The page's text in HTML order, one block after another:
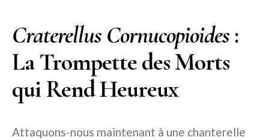
Craterellus Cornucopioides :
La Trompette des Morts
qui Rend Heureux
Attaquons-nous maintenant à une chanterelle